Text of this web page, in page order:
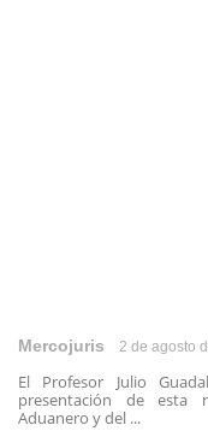
Mercojuris 2 de agosto
El Profesor Julio
presentación de esta
Aduanero y del ...